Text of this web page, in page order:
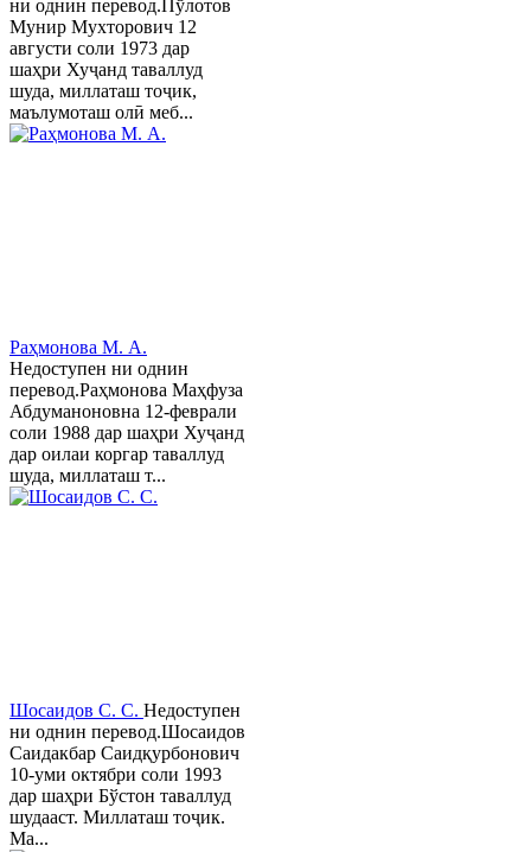
ни однин перевод.Пўлотов
Мунир Мухторович 12
августи соли 1973 дар
шаҳри Хуҷанд таваллуд
шуда, миллаташ тоҷик,
маълумоташ олӣ меб...
Раҳмонова М. А.
Недоступен ни однин
перевод.Раҳмонова Маҳфуза
Абдуманоновна 12-феврали
соли 1988 дар шаҳри Хуҷанд
дар оилаи коргар таваллуд
шуда, миллаташ т...
Шосаидов С. С. Недоступен
ни однин перевод.Шосаидов
Саидакбар Саидқурбонович
10-уми октябри соли 1993
дар шаҳри Бўстон таваллуд
шудааст. Миллаташ тоҷик.
Ма...